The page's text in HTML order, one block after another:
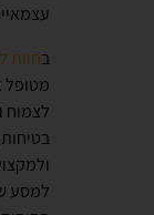
בחוות
מטופל
למסע